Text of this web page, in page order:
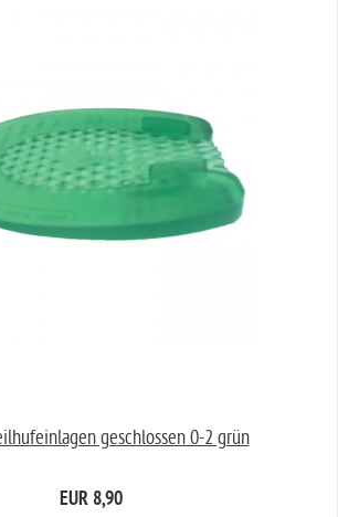
geschlossen 0-2 grün
EUR 8,90